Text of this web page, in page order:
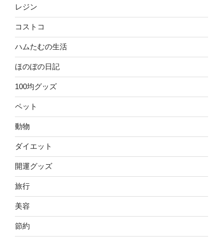
レジン
コストコ
ハムたむの生活
ほのぼの日記
100均グッズ
ペット
動物
ダイエット
開運グッズ
旅行
美容
節約